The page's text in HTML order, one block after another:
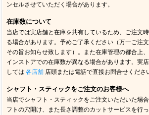
ンセルさせていただく場合があります。
在庫数について
当店では実店舗と在庫を共有しているため、ご注文
る場合があります。予めご了承ください（万一ご注
その旨お知らせ致します）。また在庫管理の都合上
インストアでの在庫数が異なる場合があります。実
しては各店舗 店頭または電話で直接お問合せくださ
シャフト・スティックをご注文のお客様へ
当店でシャフト・スティックをご注文いただいた場
フトの穴開け、また長さ調整のカットサービスを行